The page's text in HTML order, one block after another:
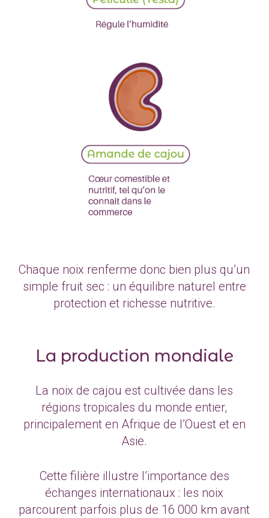
Chaque noix renferme donc bien plus qu’un
simple fruit sec : un équilibre naturel entre
protection et richesse nutritive.
La production mondiale
La noix de cajou est cultivée dans les
régions tropicales du monde entier,
principalement en Afrique de l’Ouest et en
Asie.
Cette filière illustre l’importance des
échanges internationaux : les noix
parcourent parfois plus de 16 000 km avant